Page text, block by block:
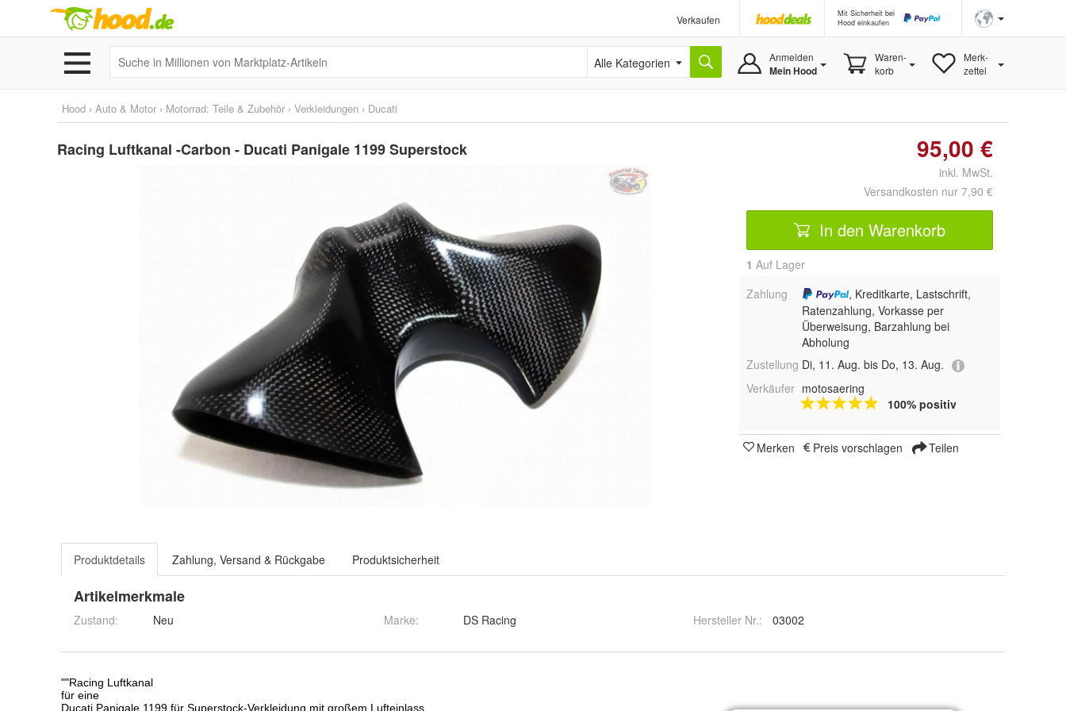
Verkaufen
Mit Sicherheit bei
Hood einkaufen
Alle Kategorien Anmelden
Mein Hood
Waren-
korb
Merk-
zettel
Hood › Auto & Motor › Motorrad: Teile & Zubehör › Verkleidungen › Ducati
Racing Luftkanal -Carbon - Ducati Panigale 1199 Superstock 95,00 €
inkl. MwSt.
Versandkosten nur 7,90 €
In den Warenkorb
1 Auf Lager
Zahlung
, Kreditkarte, Lastschrift,
Ratenzahlung, Vorkasse per
Überweisung, Barzahlung bei
Abholung
Zustellung Di, 11. Aug. bis Do, 13. Aug.
Verkäufer motosaering
100% positiv
Merken Preis vorschlagen Teilen
Produktdetails Zahlung, Versand & Rückgabe Produktsicherheit
Artikelmerkmale
Zustand: Neu Marke: DS Racing Hersteller Nr.: 03002